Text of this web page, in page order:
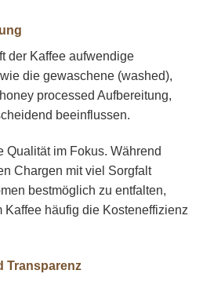
der Kaffee aufwendige
die gewaschene (washed),
processed Aufbereitung,
beeinflussen.
Qualität im Fokus. Während
Chargen mit viel Sorgfalt
bestmöglich zu entfalten,
Kaffee häufig die Kosteneffizienz
Transparenz